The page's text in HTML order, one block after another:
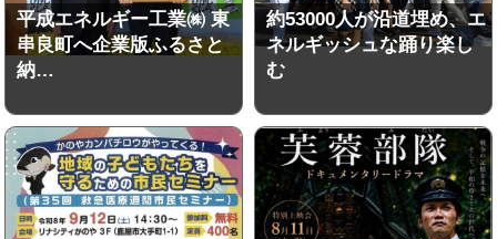
平成エネルギー工業㈱ 東
串良町へ企業版ふるさと
納…
約53000人が沿道埋め、エ
ネルギッシュな踊り楽し
む